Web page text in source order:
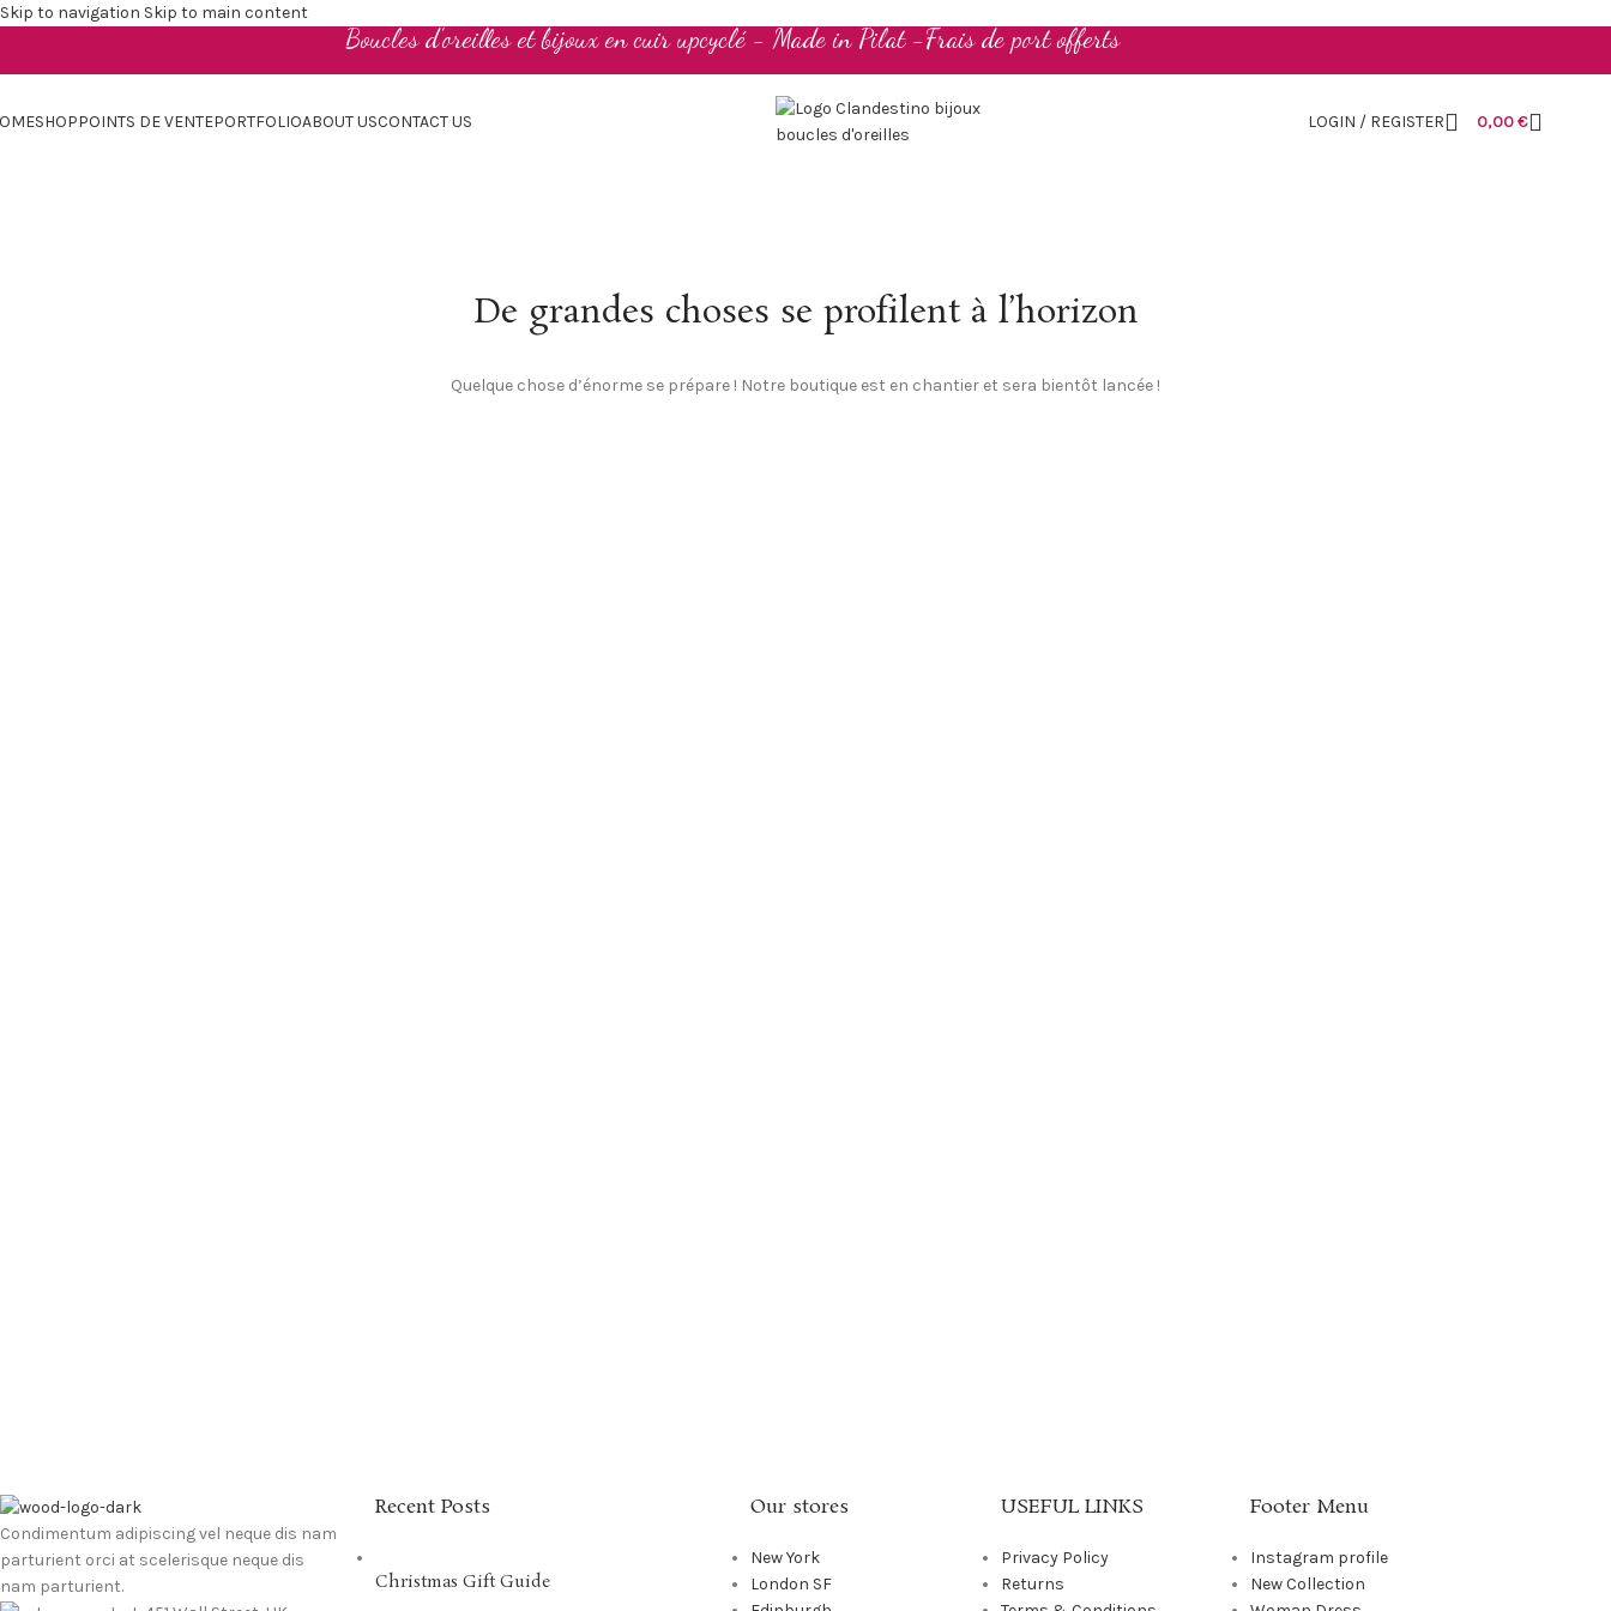
Skip to navigation Skip to main content
Boucles d'oreilles et bijoux en cuir upcyclé - Made in Pilat -Frais de port offerts
SHOPPOINTS DE VENTEPORTFOLIOABOUT USCONTACT US LOGIN / REGISTER 0,00€
De grandes choses se profilent à l’horizon
Quelque chose d’énorme se prépare ! Notre boutique est en chantier et sera bientôt lancée !
Condimentum adipiscing vel neque dis nam
parturient orci at scelerisque neque dis
nam parturient.
Recent Posts
Christmas Gift Guide
Our stores
New York
London SF
USEFUL LINKS
Privacy Policy
Returns
Footer Menu
Instagram profile
New Collection